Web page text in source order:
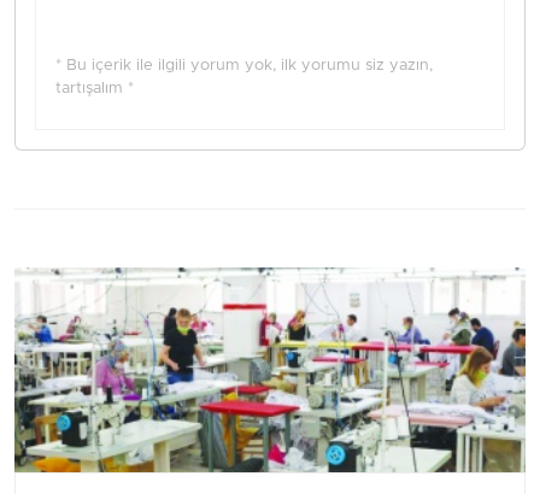
* Bu içerik ile ilgili yorum yok, ilk yorumu siz yazın,
tartışalım *